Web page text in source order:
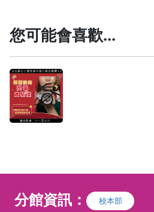
您可能會喜歡...
當一道閃電劃破天空，電力的奧秘
也悄悄改變了世界。
傳奇科學家 Nikola Tesla 的創新
分館資訊： 校本部